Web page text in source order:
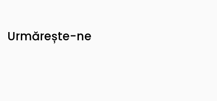
Urmărește-ne